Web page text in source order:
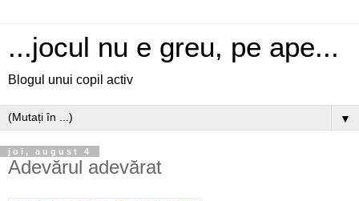
...jocul nu e greu, pe ape...
Blogul unui copil activ
▼
joi, august 4
Adevărul adevărat